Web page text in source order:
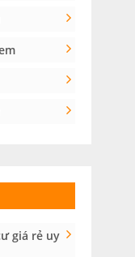
giá rẻ uy